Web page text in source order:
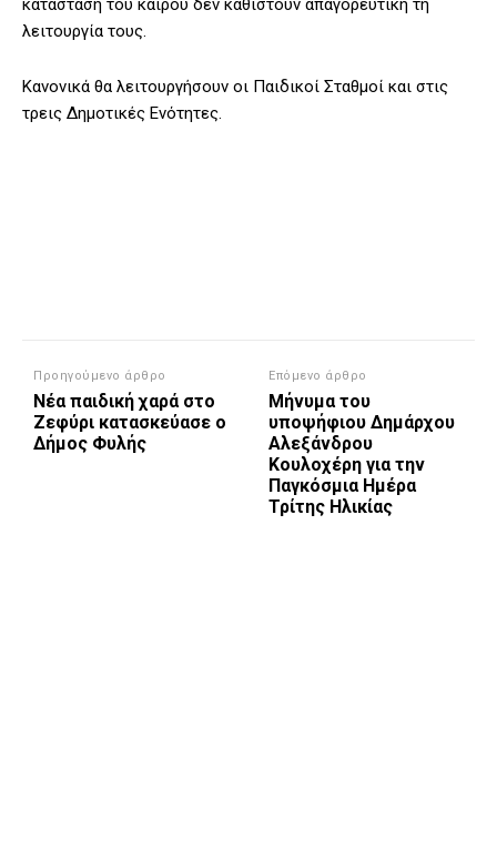
κατάσταση του καιρού δεν καθιστούν απαγορευτική τη
λειτουργία τους.
Κανονικά θα λειτουργήσουν οι Παιδικοί Σταθμοί και στις
τρεις Δημοτικές Ενότητες.
Προηγούμενο άρθρο
Νέα παιδική χαρά στο
Ζεφύρι κατασκεύασε ο
Δήμος Φυλής
Επόμενο άρθρο
Μήνυμα του
υποψήφιου Δημάρχου
Αλεξάνδρου
Κουλοχέρη για την
Παγκόσμια Ημέρα
Τρίτης Ηλικίας